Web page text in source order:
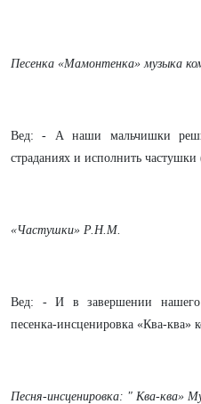
Песенка «Мамонтенка» музыка
Вед: - А наши мальчишки
страданиях и исполнить частушки
«Частушки» Р.Н.М.
Вед: - И в завершении нашего
песенка-инсценировка «Ква-ква»
Песня-инсценировка: " Ква-ква»